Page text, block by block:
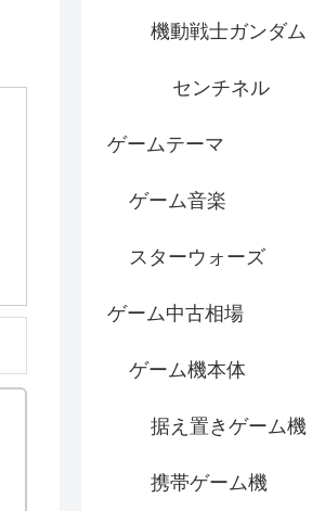
機動戦士ガンダム
センチネル
ゲームテーマ
ゲーム音楽
スターウォーズ
ゲーム中古相場
ゲーム機本体
据え置きゲーム機
携帯ゲーム機